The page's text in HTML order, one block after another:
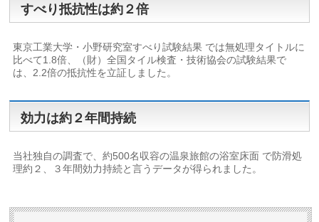
すべり抵抗性は約２倍
東京工業大学・小野研究室すべり試験結果 では無処理タイトルに
比べて1.8倍、（財）全国タイル検査・技術協会の試験結果で
は、2.2倍の抵抗性を立証しました。
効力は約２年間持続
当社独自の調査で、約500名収容の温泉旅館の浴室床面 で防滑処
理約２、３年間効力持続と言うデータが得られました。